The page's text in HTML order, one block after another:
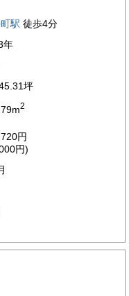
駅 徒歩4分
年
坪
2
円
円)